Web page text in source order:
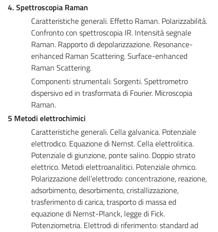
4. Spettroscopia Raman
Caratteristiche generali. Effetto Raman. Polarizzabilità.
Confronto con spettroscopia IR. Intensità segnale
Raman. Rapporto di depolarizzazione. Resonance-
enhanced Raman Scattering. Surface-enhanced
Raman Scattering.
Componenti strumentali: Sorgenti. Spettrometro
dispersivo ed in trasformata di Fourier. Microscopia
Raman.
5 Metodi elettrochimici
Caratteristiche generali. Cella galvanica. Potenziale
elettrodico. Equazione di Nernst. Cella elettrolitica.
Potenziale di giunzione, ponte salino. Doppio strato
elettrico. Metodi elettroanalitici. Potenziale ohmico.
Polarizzazione dell’elettrodo: concentrazione, reazione,
adsorbimento, desorbimento, cristallizzazione,
trasferimento di carica, trasporto di massa ed
equazione di Nernst-Planck, legge di Fick.
Potenziometria. Elettrodi di riferimento: standard ad